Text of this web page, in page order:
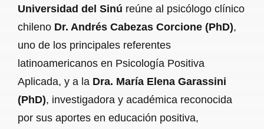
Universidad del Sinú reúne al psicólogo clínico
chileno Dr. Andrés Cabezas Corcione (PhD),
uno de los principales referentes
latinoamericanos en Psicología Positiva
Aplicada, y a la Dra. María Elena Garassini
(PhD), investigadora y académica reconocida
por sus aportes en educación positiva,